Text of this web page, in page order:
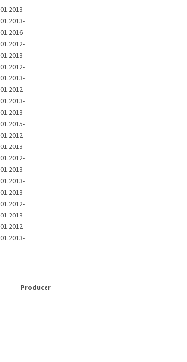
01.2013-
01.2013-
01.2016-
01.2012-
01.2013-
01.2012-
01.2013-
01.2012-
01.2013-
01.2013-
01.2015-
01.2012-
01.2013-
01.2012-
01.2013-
01.2013-
01.2013-
01.2012-
01.2013-
01.2012-
01.2013-
Producer